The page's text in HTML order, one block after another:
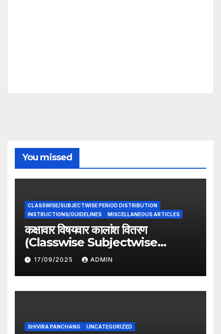
You missed
CLASSWISE/SUBJECTWISE PERIOD DISTRIBUTION
INSTRUCTIONS/GUIDELINES
MISCELLANEOUS ARTICLES
कक्षावार विषयवार कालांश वितरण
(Classwise Subjectwise
period distribution)
17/09/2025 ADMIN
SHIVIRA PANCHANG UNCATEGORIZED